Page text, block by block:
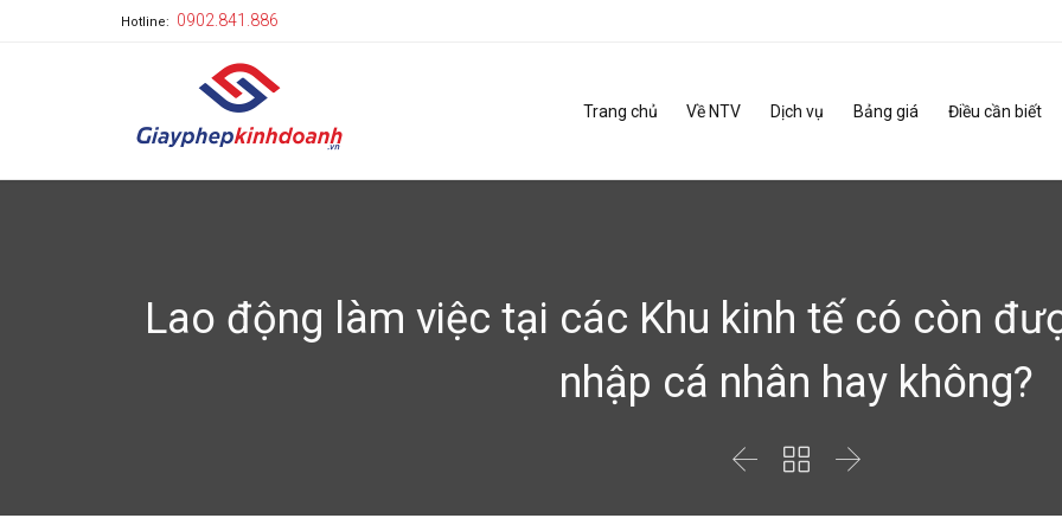
Hotline: 0902.841.886
Trang chủ Về NTV Dịch vụ Bảng giá Điều cần biết
Lao động làm việc tại các Khu kinh tế có còn
nhập cá nhân hay không?
  